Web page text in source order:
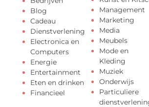
Blog
Cadeau
Dienstverlening
Electronica en
Computers
Energie
Entertainment
Eten en drinken
Financieel
Management
Marketing
Media
Meubels
Mode en
Kleding
Muziek
Onderwijs
Particuliere